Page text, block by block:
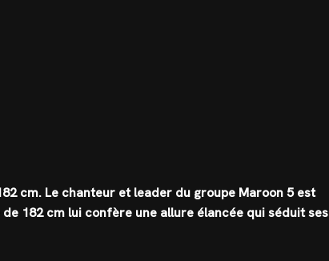
cm. Le chanteur et leader du groupe Maroon 5 est
182 cm lui confère une allure élancée qui séduit ses